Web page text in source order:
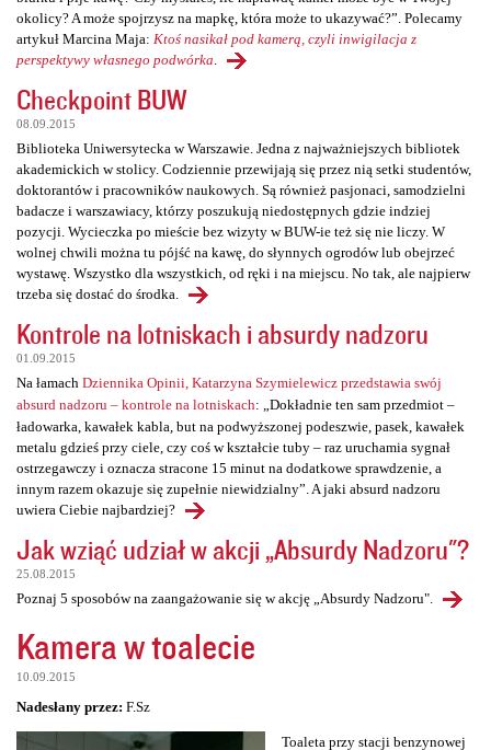
okolicy? A może spojrzysz na mapkę, która może to ukazywać?”. Polecamy
artykuł Marcina Maja: Ktoś nasikał pod kamerą, czyli inwigilacja z
perspektywy własnego podwórka
Checkpoint BUW
08.09.2015
Biblioteka Uniwersytecka w Warszawie. Jedna z najważniejszych bibliotek
akademickich w stolicy. Codziennie przewijają się przez nią setki studentów,
doktorantów i pracowników naukowych. Są również pasjonaci, samodzielni
badacze i warszawiacy, którzy poszukują niedostępnych gdzie indziej
pozycji. Wycieczka po mieście bez wizyty w BUW-ie też się nie liczy. W
wolnej chwili można tu pójść na kawę, do słynnych ogrodów lub obejrzeć
wystawę. Wszystko dla wszystkich, od ręki i na miejscu. No tak, ale najpierw
trzeba się dostać do środka.
Kontrole na lotniskach i absurdy nadzoru
01.09.2015
Na łamach Dziennika Opinii, Katarzyna Szymielewicz przedstawia swój
absurd nadzoru – kontrole na lotniskach: „Dokładnie ten sam przedmiot –
ładowarka, kawałek kabla, but na podwyższonej podeszwie, pasek, kawałek
metalu gdzieś przy ciele, czy coś w kształcie tuby – raz uruchamia sygnał
ostrzegawczy i oznacza stracone 15 minut na dodatkowe sprawdzenie, a
innym razem okazuje się zupełnie niewidzialny”. A jaki absurd nadzoru
uwiera Ciebie najbardziej?
Jak wziąć udział w akcji „Absurdy Nadzoru"?
25.08.2015
Poznaj 5 sposobów na zaangażowanie się w akcję „Absurdy Nadzoru".
Kamera w toalecie
10.09.2015
Nadesłany przez: F.Sz
Toaleta przy stacji benzynowej